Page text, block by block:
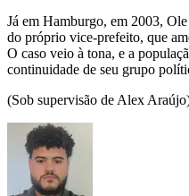
Já em Hamburgo, em 2003,
do próprio vice-prefeito, que
O caso veio à tona, e a
continuidade de seu grupo
(Sob supervisão de Alex